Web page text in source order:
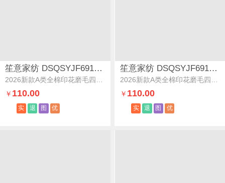
笙意家纺 DSQSYJF691058
￥ 110.00
实 退 图 优
笙意家纺 DSQSYJF691058
￥ 110.00
实 退 图 优